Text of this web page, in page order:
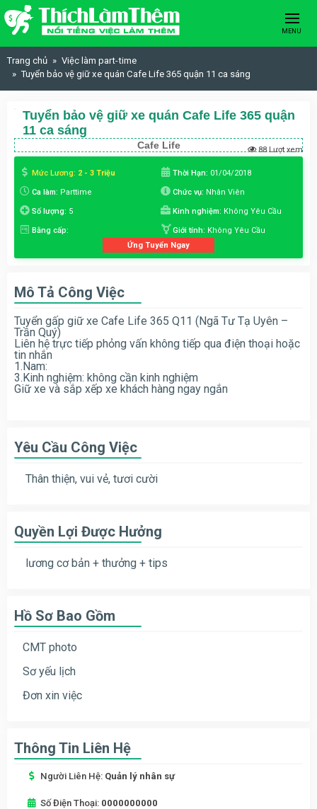
Skip to content
MENU
Trang chủ
Việc làm part-time
Tuyển bảo vệ giữ xe quán Cafe Life 365 quận 11 ca sáng
Tuyển bảo vệ giữ xe quán Cafe Life 365 quận
11 ca sáng
Cafe Life 88 Lượt xem
Mức Lương: 2 - 3 Triệu Thời Hạn: 01/04/2018
Ca làm: Parttime Chức vụ: Nhân Viên
Số lượng: 5 Kinh nghiệm: Không Yêu Cầu
Bằng cấp: Giới tính: Không Yêu Cầu
Ứng Tuyển Ngay
Mô Tả Công Việc
Tuyển gấp giữ xe Cafe Life 365 Q11 (Ngã Tư Tạ Uyên –
Trần Quý)
Liên hệ trực tiếp phỏng vấn không tiếp qua điện thoại hoặc
tin nhắn
1.Nam:
3.Kinh nghiệm: không cần kinh nghiệm
Giữ xe và sắp xếp xe khách hàng ngay ngắn
Yêu Cầu Công Việc
Thân thiện, vui vẻ, tươi cười
Quyền Lợi Được Hưởng
lương cơ bản + thưởng + tips
Hồ Sơ Bao Gồm
CMT photo
Sơ yếu lịch
Đơn xin việc
Thông Tin Liên Hệ
Người Liên Hệ: Quản lý nhân sự
Số Điện Thoại: 0000000000